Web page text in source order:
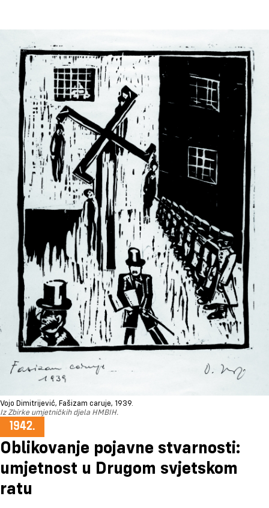
Vojo Dimitrijević, Fašizam caruje, 1939.
Iz Zbirke umjetničkih djela HMBIH.
Oblikovanje pojavne stvarnosti:
umjetnost u Drugom svjetskom
ratu